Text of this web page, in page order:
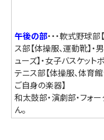
午後の部・・・軟式野球
ス部【体操服、運動靴】
ューズ】・女子バスケット
テニス部【体操服、体育
ご自身の楽器】
和太鼓部・演劇部・フォ
ん。